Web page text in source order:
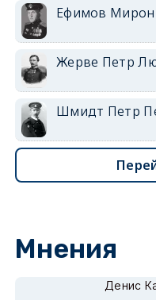
Ефимов
Жерве Петр
Шмидт Петр
Мнения
Денис